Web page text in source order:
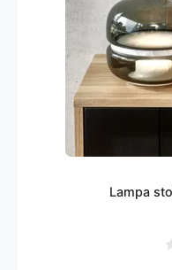
Lampa